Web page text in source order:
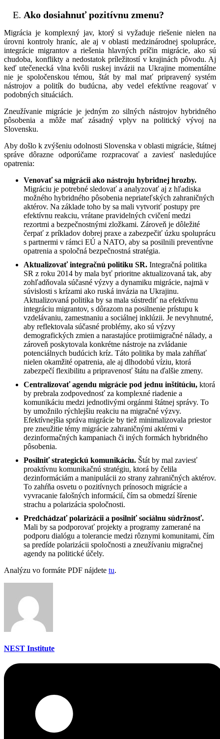
Ako dosiahnuť pozitívnu zmenu?
Migrácia je komplexný jav, ktorý si vyžaduje riešenie nielen na
úrovni kontroly hraníc, ale aj v oblasti medzinárodnej spolupráce,
integrácie migrantov a riešenia hlavných príčin migrácie, ako sú
chudoba, konflikty a nedostatok príležitostí v krajinách pôvodu. Aj
keď utečenecká vlna kvôli ruskej invázii na Ukrajine momentálne
nie je spoločenskou témou, štát by mal mať pripravený systém
nástrojov a politík do budúcna, aby vedel efektívne reagovať v
podobných situáciách.
Zneužívanie migrácie je jedným zo silných nástrojov hybridného
pôsobenia a môže mať zásadný vplyv na politický vývoj na
Slovensku.
Aby došlo k zvýšeniu odolnosti Slovenska v oblasti migrácie, štátnej
správe dôrazne odporúčame rozpracovať a zaviesť nasledujúce
opatrenia:
Venovať sa migrácii ako nástroju hybridnej hrozby.
Migráciu je potrebné sledovať a analyzovať aj z hľadiska
možného hybridného pôsobenia nepriateľských zahraničných
aktérov. Na základe toho by sa mali vytvoriť postupy pre
efektívnu reakciu, vrátane pravidelných cvičení medzi
rezortmi a bezpečnostnými zložkami. Zároveň je dôležité
čerpať z príkladov dobrej praxe a zabezpečiť úzku spoluprácu
s partnermi v rámci EÚ a NATO, aby sa posilnili preventívne
opatrenia a spoločná bezpečnostná stratégia.
Aktualizovať integračnú politiku SR. Integračná politika
SR z roku 2014 by mala byť prioritne aktualizovaná tak, aby
zohľadňovala súčasné výzvy a dynamiku migrácie, najmä v
súvislosti s krízami ako ruská invázia na Ukrajinu.
Aktualizovaná politika by sa mala sústrediť na efektívnu
integráciu migrantov, s dôrazom na posilnenie prístupu k
vzdelávaniu, zamestnaniu a sociálnej inklúzii. Je nevyhnutné,
aby reflektovala súčasné problémy, ako sú výzvy
demografických zmien a narastajúce protiimigračné nálady, a
zároveň poskytovala konkrétne nástroje na zvládanie
potenciálnych budúcich kríz. Táto politika by mala zahŕňať
nielen okamžité opatrenia, ale aj dlhodobú víziu, ktorá
zabezpečí flexibilitu a pripravenosť štátu na ďalšie zmeny.
Centralizovať agendu migrácie pod jednu inštitúciu, ktorá
by prebrala zodpovednosť za komplexné riadenie a
komunikáciu medzi jednotlivými orgánmi štátnej správy. To
by umožnilo rýchlejšiu reakciu na migračné výzvy.
Efektívnejšia správa migrácie by tiež minimalizovala priestor
pre zneužitie témy migrácie zahraničnými aktérmi v
dezinformačných kampaniach či iných formách hybridného
pôsobenia.
Posilniť strategickú komunikáciu. Štát by mal zaviesť
proaktívnu komunikačnú stratégiu, ktorá by čelila
dezinformáciám a manipulácii zo strany zahraničných aktérov.
To zahŕňa osvetu o pozitívnych prínosoch migrácie a
vyvracanie falošných informácií, čím sa obmedzí šírenie
strachu a polarizácia spoločnosti.
Predchádzať polarizácii a posilniť sociálnu súdržnosť.
Mali by sa podporovať projekty a programy zamerané na
podporu dialógu a tolerancie medzi rôznymi komunitami, čím
sa predíde polarizácii spoločnosti a zneužívaniu migračnej
agendy na politické účely.
Analýzu vo formáte PDF nájdete tu.
NEST Institute